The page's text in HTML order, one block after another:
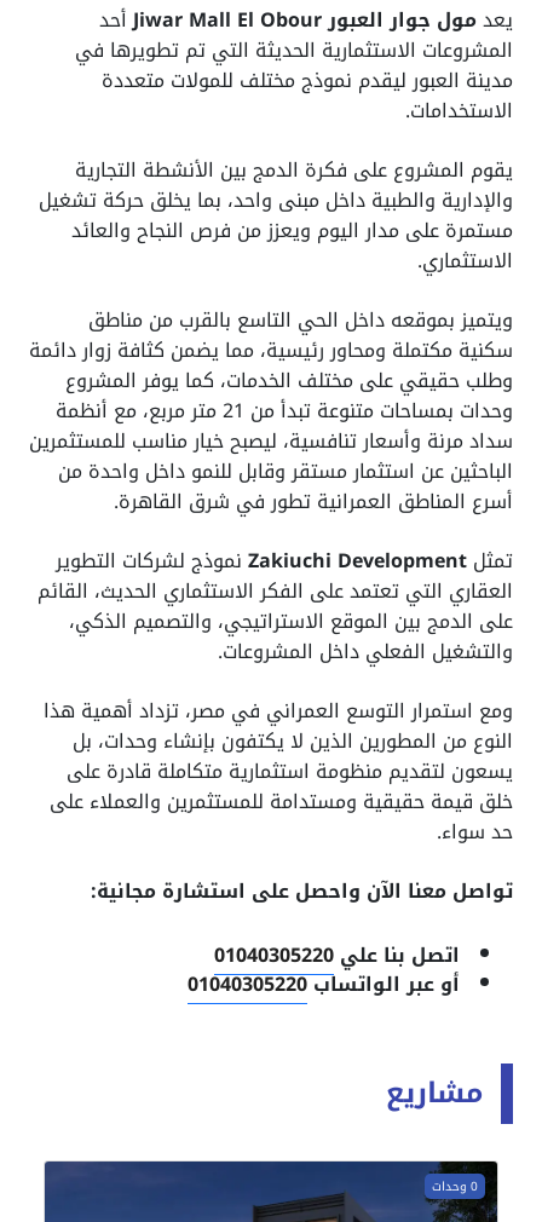
يعدمول جوار العبور Jiwar Mall El Obour
أحد
المشروعات الاستثمارية الحديثة التي تم تطويرها في
مدينة العبور ليقدم نموذج مختلف للمولات متعددة
الاستخدامات.
يقوم المشروع على فكرة الدمج بين الأنشطة التجارية
والإدارية والطبية داخل مبنى واحد، بما يخلق حركة تشغيل
مستمرة على مدار اليوم ويعزز من فرص النجاح والعائد
الاستثماري.
ويتميز بموقعه داخل الحي التاسع بالقرب من مناطق
سكنية مكتملة ومحاور رئيسية، مما يضمن كثافة زوار دائمة
وطلب حقيقي على مختلف الخدمات، كما يوفر المشروع
وحدات بمساحات متنوعة تبدأ من 21 متر مربع، مع أنظمة
سداد مرنة وأسعار تنافسية، ليصبح خيار مناسب للمستثمرين
الباحثين عن استثمار مستقر وقابل للنمو داخل واحدة من
أسرع المناطق العمرانية تطور في شرق القاهرة.
تمثلZakiuchi Developmentنموذج لشركات التطوير
العقاري التي تعتمد على الفكر الاستثماري الحديث، القائم
على الدمج بين الموقع الاستراتيجي، والتصميم الذكي،
والتشغيل الفعلي داخل المشروعات.
ومع استمرار التوسع العمراني في مصر، تزداد أهمية هذا
النوع من المطورين الذين لا يكتفون بإنشاء وحدات، بل
يسعون لتقديم منظومة استثمارية متكاملة قادرة على
خلق قيمة حقيقية ومستدامة للمستثمرين والعملاء على
حد سواء.
تواصل معنا الآن واحصل على استشارة مجانية:
اتصل بنا علي01040305220
أو عبر الواتساب01040305220
مشاريع
0 وحدات